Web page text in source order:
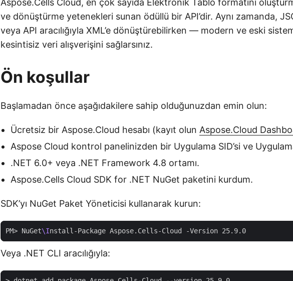
Aspose.Cells Cloud, en çok sayıda Elektronik Tablo formatını
ve dönüştürme yetenekleri sunan ödüllü bir API’dir. Aynı zamanda,
veya API aracılığıyla XML’e dönüştürebilirken — modern ve eski
kesintisiz veri alışverişini sağlarsınız.
Ön koşullar
Başlamadan önce aşağıdakilere sahip olduğunuzdan emin olun:
Ücretsiz bir Aspose.Cloud hesabı (kayıt olun Aspose.Cloud
Aspose Cloud kontrol panelinizden bir Uygulama SID’si ve
.NET 6.0+ veya .NET Framework 4.8 ortamı.
Aspose.Cells Cloud SDK for .NET NuGet paketini kurdum.
SDK’yı NuGet Paket Yöneticisi kullanarak kurun:
PM> NuGet\I
Veya .NET CLI aracılığıyla: